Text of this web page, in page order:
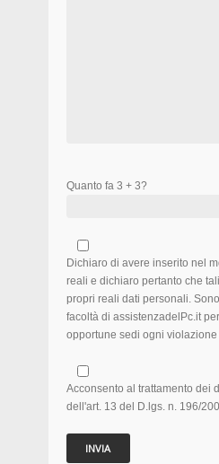
Quanto fa 3 + 3?
Dichiaro di avere inserito nel
reali e dichiaro pertanto che
propri reali dati personali.
facoltà di assistenzadelPc.it
opportune sedi ogni
Acconsento al trattamento dei
dell'art. 13 del D.lgs. n. 196/